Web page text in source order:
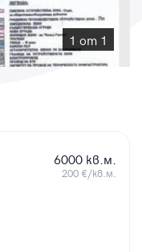
1 от 1
6000 кв.м.
200 €/кв.м.